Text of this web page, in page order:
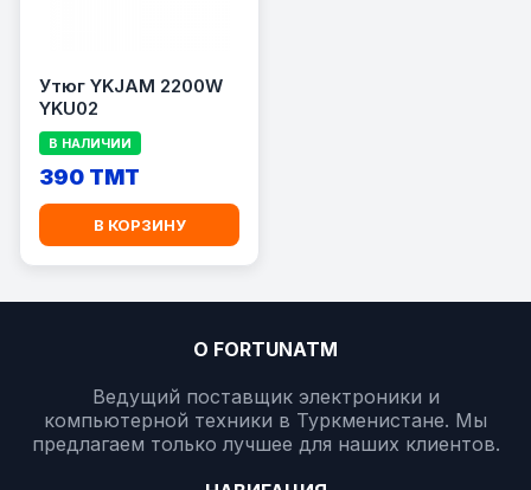
Утюг YKJAM 2200W
YKU02
В НАЛИЧИИ
390 TMT
В КОРЗИНУ
О FORTUNATM
Ведущий поставщик электроники и
компьютерной техники в Туркменистане. Мы
предлагаем только лучшее для наших клиентов.